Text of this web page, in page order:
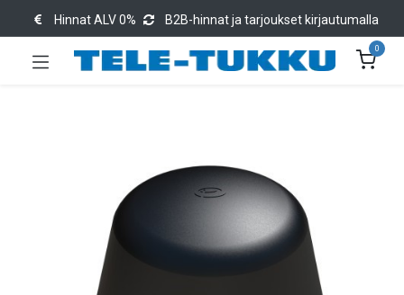
Hinnat ALV 0% B2B-hinnat ja tarjoukset kirjautumalla
0